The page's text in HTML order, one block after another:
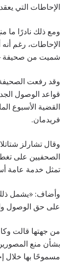
الإحاطات التي
ومع ذلك نادرًا ما
الإحاطات، رغم
شميت من صحيفة
وقد رفعت
قواعد الوصول
القضية الأسبوع
فريدمان.
وقال تشارلز
الصحفيين على
تمثل خدمة عامة
وأضاف: «يشمل
على حق الوصول
من جهتها قالت
بشأن منع
مسموحًا بها خلال